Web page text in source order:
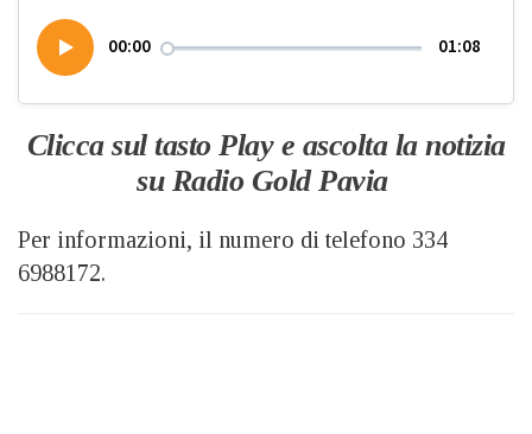
00:00 01:08
Clicca sul tasto Play e ascolta la notizia
su Radio Gold Pavia
Per informazioni, il numero di telefono 334
6988172.